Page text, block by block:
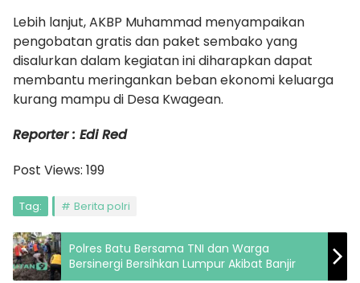
Lebih lanjut, AKBP Muhammad menyampaikan
pengobatan gratis dan paket sembako yang
disalurkan dalam kegiatan ini diharapkan dapat
membantu meringankan beban ekonomi keluarga
kurang mampu di Desa Kwagean.
Reporter : Edi Red
Post Views: 199
Tag: Berita polri
Polres Batu Bersama TNI dan Warga
Bersinergi Bersihkan Lumpur Akibat Banjir